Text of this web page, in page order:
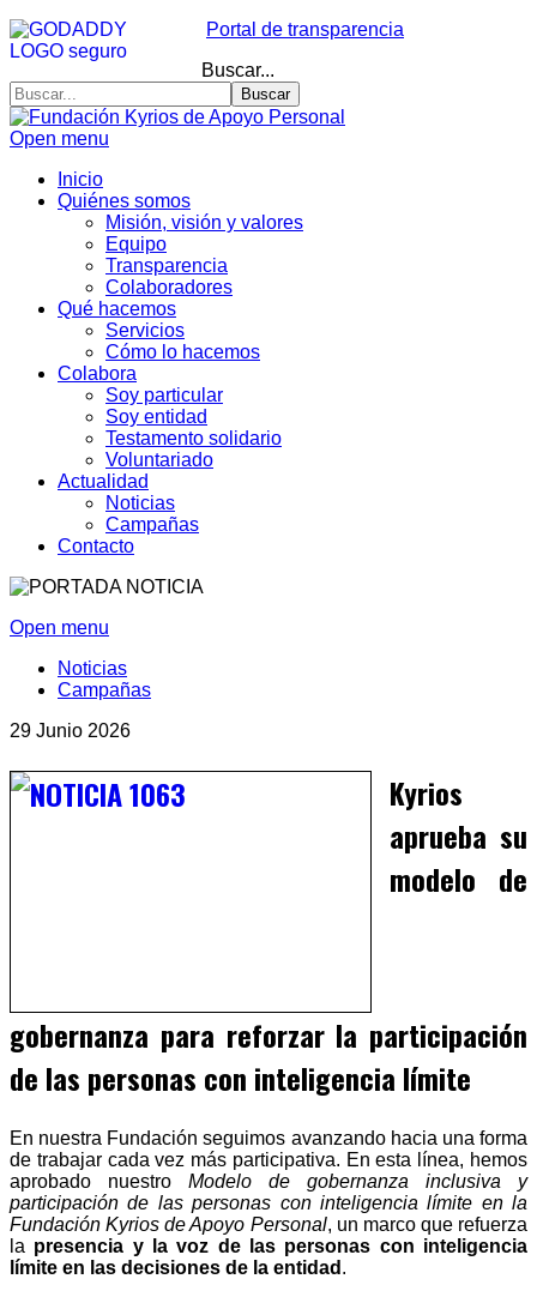
Portal de transparencia
Buscar...
Buscar
Open menu
Inicio
Quiénes somos
Misión, visión y valores
Equipo
Transparencia
Colaboradores
Qué hacemos
Servicios
Cómo lo hacemos
Colabora
Soy particular
Soy entidad
Testamento solidario
Voluntariado
Actualidad
Noticias
Campañas
Contacto
Open menu
Noticias
Campañas
29 Junio 2026
Kyrios
aprueba su
modelo de
gobernanza para reforzar la participación
de las personas con inteligencia límite
En nuestra Fundación seguimos avanzando hacia una forma
de trabajar cada vez más participativa. En esta línea, hemos
aprobado nuestro Modelo de gobernanza inclusiva y
participación de las personas con inteligencia límite en la
Fundación Kyrios de Apoyo Personal, un marco que refuerza
la presencia y la voz de las personas con inteligencia
límite en las decisiones de la entidad .